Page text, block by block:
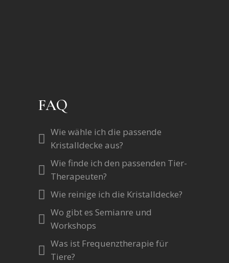
FAQ
Wie wähle ich die passende
Kristalldecke aus?
Wie finde ich den passenden Tier-
Therapeuten?
Wie reinige ich die Kristalldecke?
Wo gibt es Semianre und
Workshops
Was ist Frequenztherapie für
Tiere?